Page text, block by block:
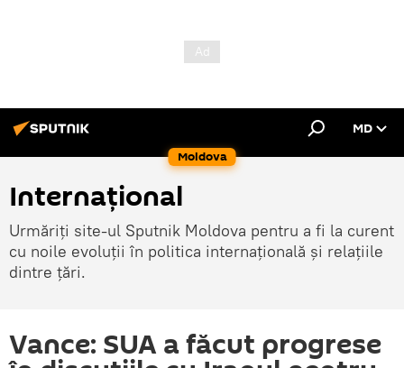
Moldova
MD
Internațional
Urmăriți site-ul Sputnik Moldova pentru a fi la curent
cu noile evoluții în politica internațională și relațiile
dintre țări.
Vance: SUA a făcut progrese